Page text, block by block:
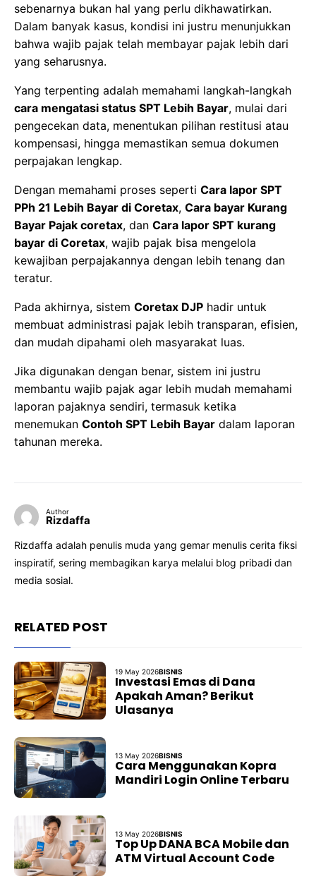
sebenarnya bukan hal yang perlu dikhawatirkan.
Dalam banyak kasus, kondisi ini justru menunjukkan
bahwa wajib pajak telah membayar pajak lebih dari
yang seharusnya.
Yang terpenting adalah memahami langkah-langkah
cara mengatasi status SPT Lebih Bayar, mulai dari
pengecekan data, menentukan pilihan restitusi atau
kompensasi, hingga memastikan semua dokumen
perpajakan lengkap.
Dengan memahami proses seperti Cara lapor SPT
PPh 21 Lebih Bayar di Coretax, Cara bayar Kurang
Bayar Pajak coretax, dan Cara lapor SPT kurang
bayar di Coretax, wajib pajak bisa mengelola
kewajiban perpajakannya dengan lebih tenang dan
teratur.
Pada akhirnya, sistem Coretax DJP hadir untuk
membuat administrasi pajak lebih transparan, efisien,
dan mudah dipahami oleh masyarakat luas.
Jika digunakan dengan benar, sistem ini justru
membantu wajib pajak agar lebih mudah memahami
laporan pajaknya sendiri, termasuk ketika
menemukan Contoh SPT Lebih Bayar dalam laporan
tahunan mereka.
Author
Rizdaffa
Rizdaffa adalah penulis muda yang gemar menulis cerita fiksi
inspiratif, sering membagikan karya melalui blog pribadi dan
media sosial.
RELATED POST
19 May 2026BISNIS
Investasi Emas di Dana
Apakah Aman? Berikut
Ulasanya
13 May 2026BISNIS
Cara Menggunakan Kopra
Mandiri Login Online Terbaru
13 May 2026BISNIS
Top Up DANA BCA Mobile dan
ATM Virtual Account Code